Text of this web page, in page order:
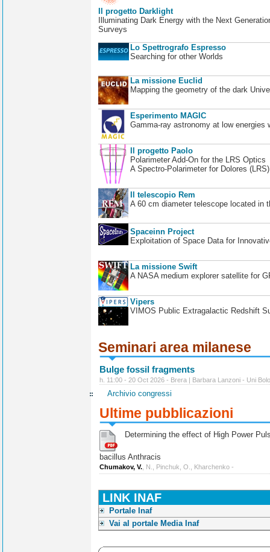
Il progetto Darklight
Illuminating Dark Energy with the Next
Surveys
Lo Spettrografo Espresso
Searching for other Worlds
La missione Euclid
Mapping the geometry of the dark
Esperimento MAGIC
Gamma-ray astronomy at low energies
Il progetto Paolo
Polarimeter Add-On for the LRS Optics
A Spectro-Polarimeter for Dolores
Il telescopio Rem
A 60 cm diameter telescope located in
Spaceinn Project
Exploitation of Space Data for
La missione Swift
A NASA medium explorer satellite for
Vipers
VIMOS Public Extragalactic Redshift
Seminari area milanese
Bulge fossil fragments
h. 11:00 - 20 Oct 2026 - Brera | Barbara Lanzoni - Uni
Archivio congressi
Ultime pubblicazioni
Determining the effect of High Power
bacillus Anthracis
Chumakov, V. , N., Pinchuk, O., Kharchenko -
LINK INAF
Portale Inaf
Vai al portale Media Inaf